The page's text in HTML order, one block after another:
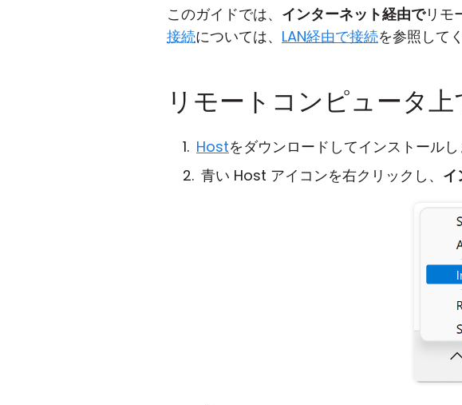
このガイドでは、 インターネット経由でリモ
接続については、 LAN経由で接続を参照して
リモートコンピュータ上
Hostをダウンロードしてインストール
青い Host アイコンを右クリックし、 イ